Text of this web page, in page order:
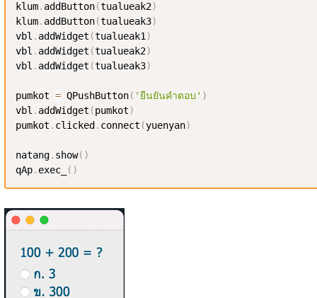
klum. addButton(tualueak2)
klum. addButton(tualueak3)
vbl . addWidget (tualueak1 )
vbl . addWidget (tualueak2)
vbl . addWidget (tualueak3)
pumkot = QPushButton( 'ยืนยันคำตอบ' )
vbl . addWidget (pumkot)
pumkot . clicked . connect (yuenyan)
natang. show( )
qAp. exec_ ( )